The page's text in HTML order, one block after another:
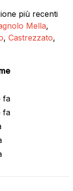
più recenti
Mella,
, Castrezzato,
fa
fa